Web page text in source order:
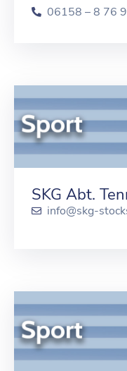
06158 – 8 76
SKG Abt.
info@skg-